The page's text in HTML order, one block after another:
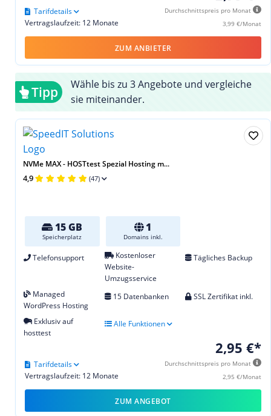
Durchschnittspreis pro Monat
3,99 €/Monat
Vertragslaufzeit: 12 Monate
Tarifdetails
ZUM ANBIETER
Tipp
Wähle bis zu 3 Angebote und vergleiche
sie miteinander.
NVMe MAX - HOSTtest Spezial Hosting m...
4,9 (47)
15 GB
Speicherplatz
1
Domains inkl.
Telefonsupport
Kostenloser
Website-
Umzugsservice
Tägliches Backup
Managed
WordPress Hosting
15 Datenbanken SSL Zertifikat inkl.
Exklusiv auf
hosttest
Alle Funktionen
2,95 €*
Durchschnittspreis pro Monat
2,95 €/Monat
Vertragslaufzeit: 12 Monate
Tarifdetails
ZUM ANGEBOT